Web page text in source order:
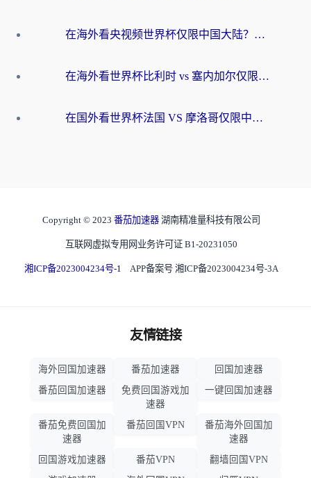
在海外看央视频世界杯仅限中国大陆？这篇指南帮你解锁中文解说+无卡顿直播
在海外看世界杯比利时 vs 塞内加尔仅限中国大陆？我找到了最流畅的中文解说之路
在国外看世界杯法国 VS 摩洛哥仅限中国大陆？海外党这样看中文解说赛事不卡顿
Copyright © 2023 番茄加速器 湖南精准量科技有限公司
互联网虚拟专用网业务许可证 B1-20231050
湘ICP备2023004234号-1 APP备案号 湘ICP备2023004234号-3A
友情链接
海外回国加速器 番茄加速器
回国加速器
番茄回国加速器
免费回国游戏加
速器
一键回国加速器
番茄免费回国加
速器
番茄回国VPN
番茄海外回国加
速器
回国游戏加速器
番茄VPN
翻墙回国VPN